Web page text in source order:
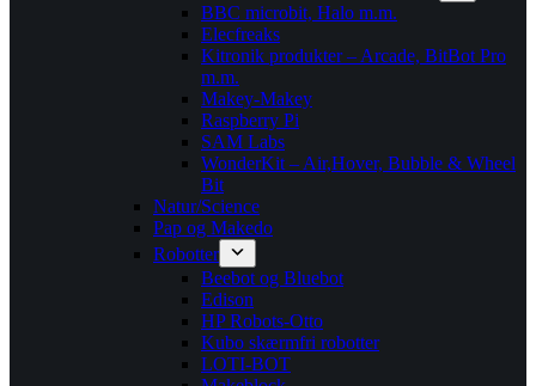
BBC microbit, Halo m.m.
Elecfreaks
Kitronik produkter – Arcade, BitBot Pro
m.m.
Makey-Makey
Raspberry Pi
SAM Labs
WonderKit – Air,Hover, Bubble & Wheel
Bit
Natur/Science
Pap og Makedo
Robotter
Beebot og Bluebot
Edison
HP Robots-Otto
Kubo skærmfri robotter
LOTI-BOT